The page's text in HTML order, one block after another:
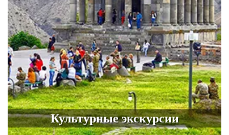
Культурные экскурсии